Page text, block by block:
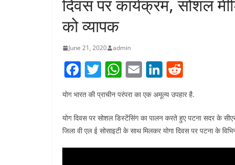
दिवस पर कार्यक्रम, सोशल
को व्यापक
June 21, 2020 admin
F
c
e
b
o
T
w
itt
er
W
h
at
s
A
p
E
ai
l
Li
k
e
dI
n
e
d
di
t
योग भारत की प्राचीन परंपरा का एक अमूल्य उपहार है.
योग दिवस पर सोशल डिस्टेंसिंग का पालन करते हुए पटना सदर के
जिला वी एल ई सोसाइटी के साथ मिलकर योगा दिवस पर पटना के